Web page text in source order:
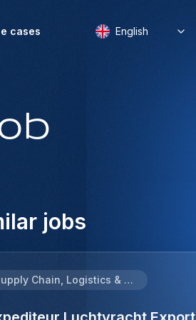
cases English
jobs
Supply Chain, Logistics & Procurement